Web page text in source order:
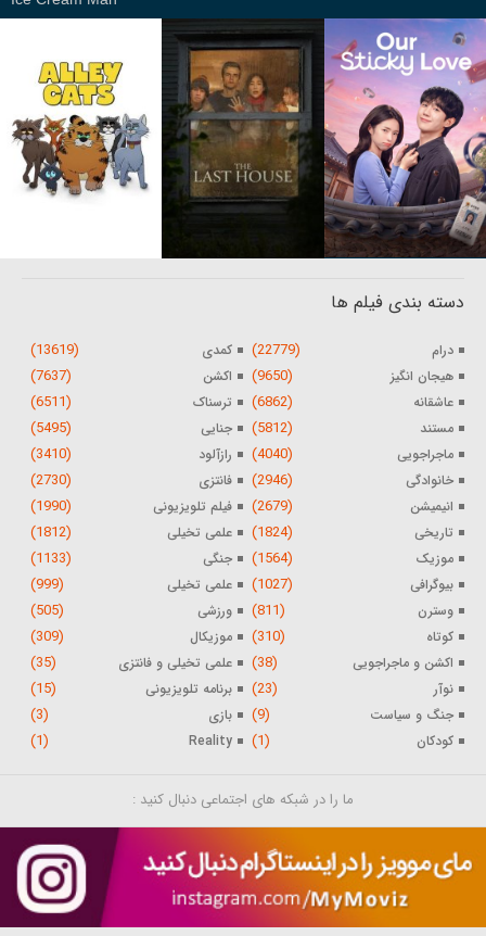
دسته بندی فیلم ها
درام (22779) کمدی (13619)
هیجان انگیز (9650) اکشن (7637)
عاشقانه (6862) ترسناک (6511)
مستند (5812) جنایی (5495)
ماجراجویی (4040) رازآلود (3410)
خانوادگی (2946) فانتزی (2730)
انیمیشن (2679) فیلم تلویزیونی (1990)
تاریخی (1824) علمی تخیلی (1812)
موزیک (1564) جنگی (1133)
بیوگرافی (1027) علمی تخیلی (999)
وسترن (811) ورزشی (505)
کوتاه (310) موزیکال (309)
اکشن و ماجراجویی (38) علمی تخیلی و فانتزی (35)
نوآر (23) برنامه تلویزیونی (15)
جنگ و سیاست (9) بازی (3)
کودکان (1)
Reality
(1)
ما را در شبکه های اجتماعی دنبال کنید :